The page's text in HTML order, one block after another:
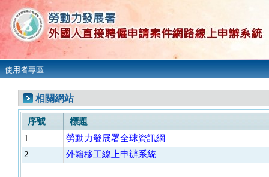
使用者專區
相關網站
序號
標題
1
勞動力發展署全球資訊網
2
外籍移工線上申辦系統